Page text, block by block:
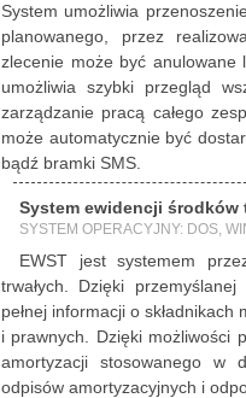
System umożliwia
planowanego, przez
zlecenie może być anulowane
umożliwia szybki przegląd
zarządzanie pracą całego
może automatycznie być
bądź bramki SMS.
System ewidencji środków
SYSTEM OPERACYJNY: DOS,
EWST jest systemem
trwałych. Dzięki
pełnej informacji o
i prawnych. Dzięki możliwości
amortyzacji stosowanego w
odpisów amortyzacyjnych i